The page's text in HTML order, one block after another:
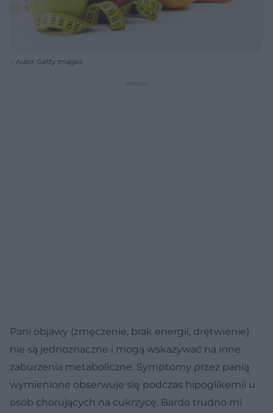
Autor: Getty Images
Pani objawy (zmęczenie, brak energii, drętwienie)
nie są jednoznaczne i mogą wskazywać na inne
zaburzenia metaboliczne. Symptomy przez panią
wymienione obserwuje się podczas hipoglikemii u
osób chorujących na cukrzycę. Bardo trudno mi